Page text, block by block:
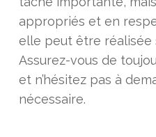
appropriés et en
elle peut être réalisée
Assurez-vous de
et n’hésitez pas à
nécessaire.